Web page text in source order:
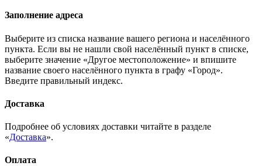
Заполнение адреса
Выберите из списка название вашего региона и населённого
пункта. Если вы не нашли свой населённый пункт в списке,
выберите значение «Другое местоположение» и впишите
название своего населённого пункта в графу «Город».
Введите правильный индекс.
Доставка
Подробнее об условиях доставки читайте в разделе
«Доставка».
Оплата